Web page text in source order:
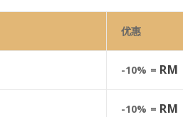
优惠
-10% = RM
-10% = RM